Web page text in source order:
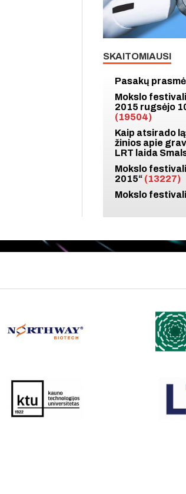
SKAITOMIAUSI
Pasakų prasmė
Mokslo
2015 rugsėjo
(19504)
Kaip atsirado
žinios apie
LRT laida
Mokslo
2015“ (13227)
Mokslo